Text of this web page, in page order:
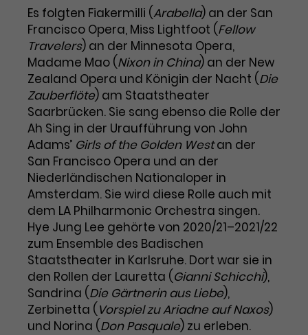
Name _gid
Anbieter Google Analytics
Laufzeit 1 Tag
Zweck
Dieses Cookie wird von Google
Analytics installiert. Das Cookie
wird verwendet, um Informationen
darüber zu speichern, wie
Besucher*innen eine Website
nutzen, und hilft bei der Erstellung
eines Analyseberichts über die
Performance der Website. Die
erhobenen Daten umfassen in
anonymisierter Form die Anzahl
der Besuche, die Quelle, aus der sie
stammen, und die besuchten
Seiten.
nachzuvollziehen, ob Nutzer über
Google-Anzeigen auf unsere
Website gelangt sind.
Name _gcl_aw
Anbieter Google Ads
Laufzeit 3 Monate
Zweck
Dieses Cookie speichert
Informationen zu Werbeklicks und
dient der Zuordnung von
Conversions zu Google Ads-
Kampagnen.
Name _gcl_dc
Es folgten Fiakermilli (Arabella) an der San
Francisco Opera, Miss Lightfoot (Fellow
Travelers) an der Minnesota Opera,
Madame Mao (Nixon in China) an der New
Zealand Opera und Königin der Nacht (Die
Zauberflöte) am Staatstheater
Saarbrücken. Sie sang ebenso die Rolle der
Ah Sing in der Uraufführung von John
Adams’ Girls of the Golden Westan der
San Francisco Opera und an der
Niederländischen Nationaloper in
Amsterdam. Sie wird diese Rolle auch mit
dem LA Philharmonic Orchestra singen.
Hye Jung Lee gehörte von 2020/21–2021/22
zum Ensemble des Badischen
Staatstheater in Karlsruhe. Dort war sie in
den Rollen der Lauretta (Gianni Schicchi),
Sandrina (Die Gärtnerin aus Liebe),
Zerbinetta ( Vorspiel zu Ariadne auf Naxos)
und Norina (Don Pasquale) zu erleben.